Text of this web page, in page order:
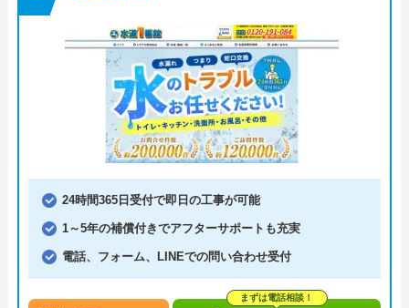
24時間365日受付で即日の工事が可能
1～5年の補償付きでアフターサポートも充実
電話、フォーム、LINEでの問い合わせ受付
まずは電話相談！